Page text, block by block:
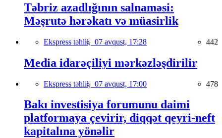
Təbriz azadlığının salnaməsi:
Məşrutə hərəkatı və müasirlik
Ekspress təhlil, 07 avqust, 17:28 442
Media idarəçiliyi mərkəzləşdirilir
Ekspress təhlil, 07 avqust, 17:00 478
Bakı investisiya forumunu daimi
platformaya çevirir, diqqət qeyri-neft
kapitalına yönəlir